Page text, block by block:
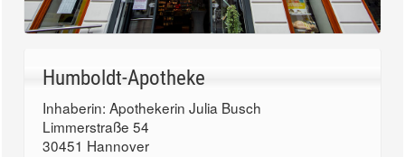
Humboldt-Apotheke
Inhaberin: Apothekerin Julia Busch
Limmerstraße 54
30451 Hannover